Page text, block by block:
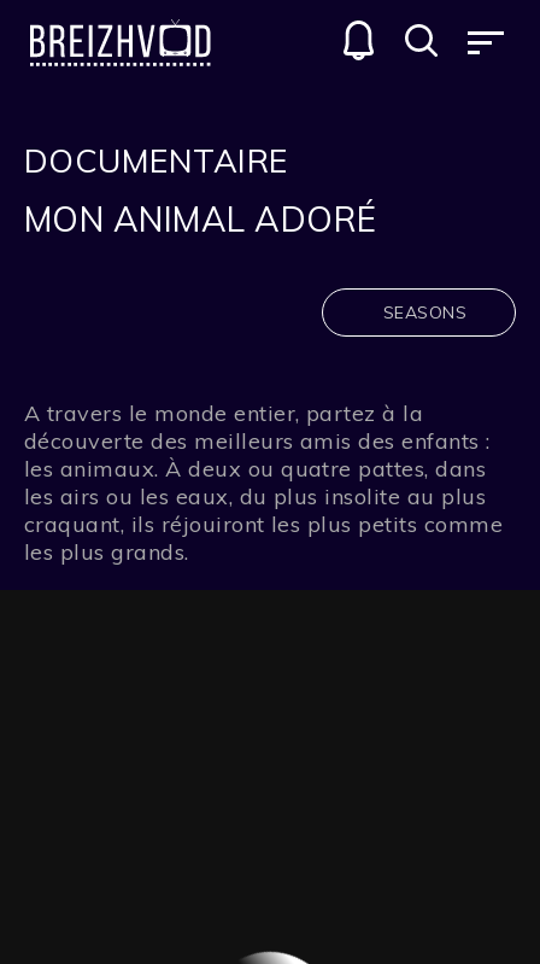
DOCUMENTAIRE
MON ANIMAL ADORÉ
SEASONS
A travers le monde entier, partez à la
découverte des meilleurs amis des enfants :
les animaux. À deux ou quatre pattes, dans
les airs ou les eaux, du plus insolite au plus
craquant, ils réjouiront les plus petits comme
les plus grands.